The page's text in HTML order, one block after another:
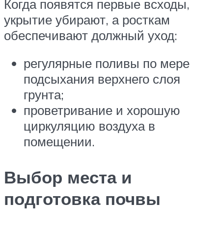
Когда появятся первые всходы,
укрытие убирают, а росткам
обеспечивают должный уход:
регулярные поливы по мере
подсыхания верхнего слоя
грунта;
проветривание и хорошую
циркуляцию воздуха в
помещении.
Выбор места и
подготовка почвы